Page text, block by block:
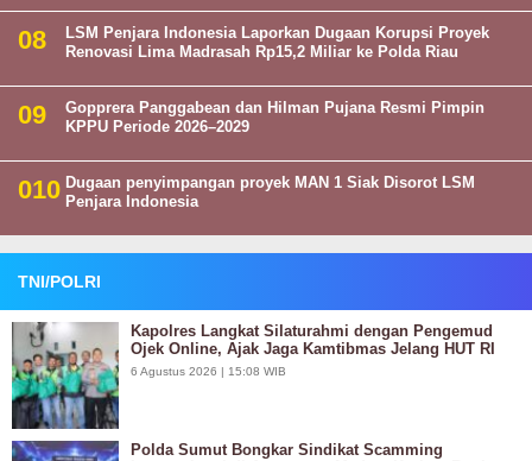
LSM Penjara Indonesia Laporkan Dugaan Korupsi Proyek
Renovasi Lima Madrasah Rp15,2 Miliar ke Polda Riau
Gopprera Panggabean dan Hilman Pujana Resmi Pimpin
KPPU Periode 2026–2029
Dugaan penyimpangan proyek MAN 1 Siak Disorot LSM
Penjara Indonesia
TNI/POLRI
Kapolres Langkat Silaturahmi dengan Pengemud
Ojek Online, Ajak Jaga Kamtibmas Jelang HUT RI
6 Agustus 2026 | 15:08 WIB
Polda Sumut Bongkar Sindikat Scamming